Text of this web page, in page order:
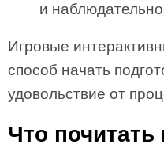
и
Игровые
способ начать
удовольствие от
Что